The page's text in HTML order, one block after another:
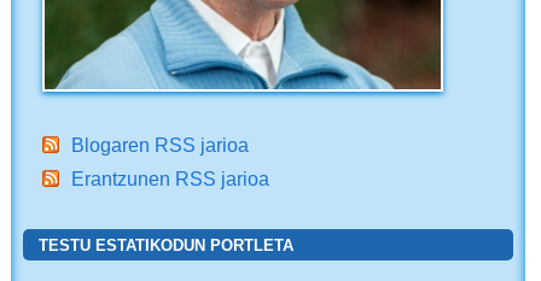
Blogaren RSS jarioa
Erantzunen RSS jarioa
TESTU ESTATIKODUN PORTLETA